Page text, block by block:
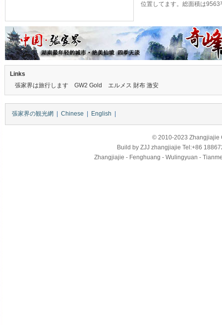
位置してます。総面積は
Links
張家界は旅行します
GW2 Gold エルメス 財布 激安
張家界の観光網 Chinese English
© 2010-2023 Zhangjiajie
Build by ZJJ zhangjiajie Tel:+86
Zhangjiajie - Fenghuang - Wulingyuan -